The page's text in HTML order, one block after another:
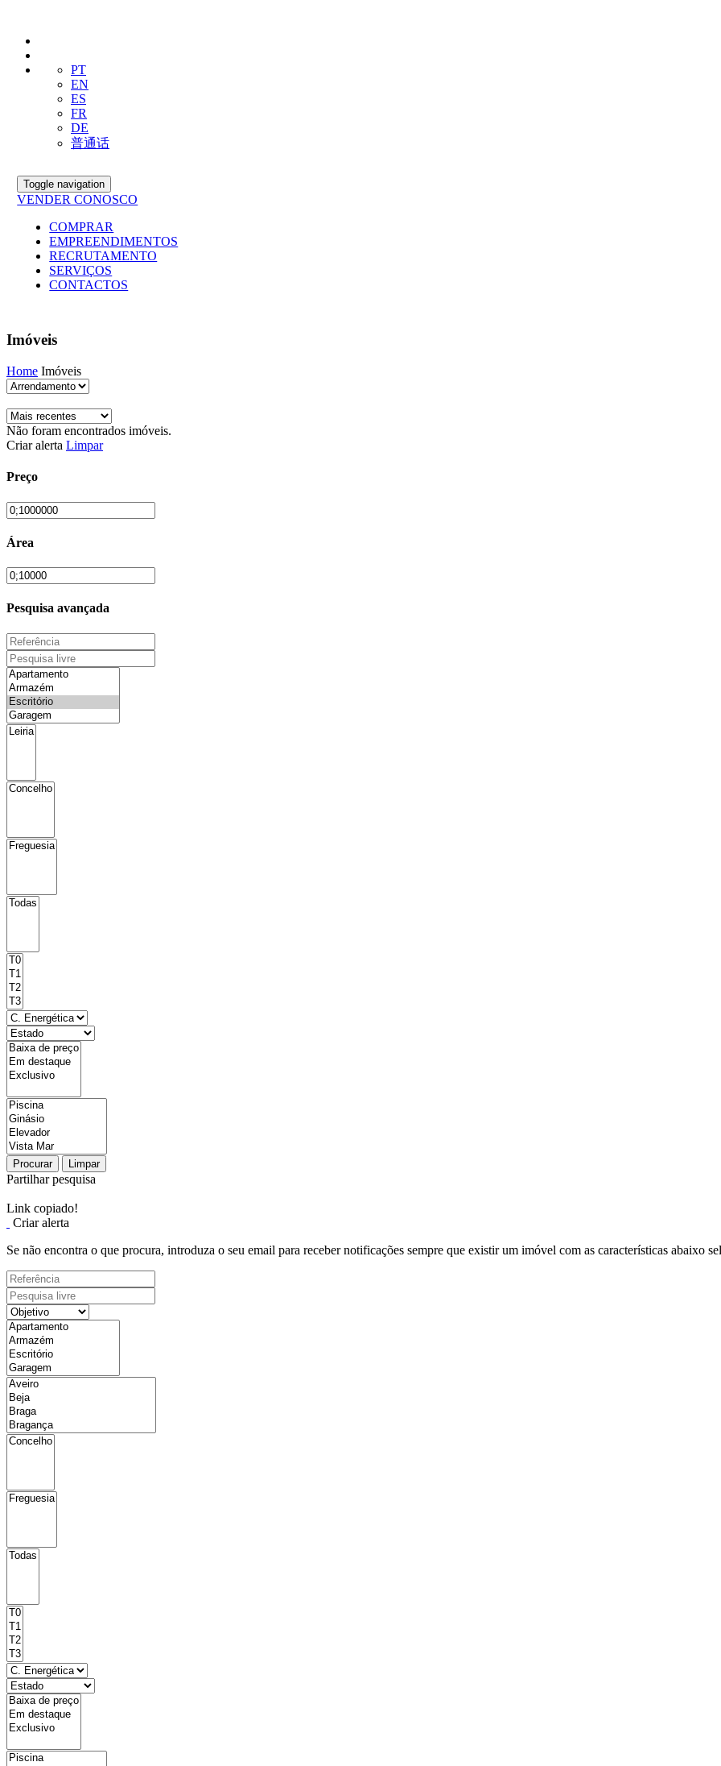
PT
EN
ES
FR
DE
普通话
Toggle navigation
VENDER CONOSCO
COMPRAR
EMPREENDIMENTOS
RECRUTAMENTO
SERVIÇOS
CONTACTOS
Imóveis
Home Imóveis
Não foram encontrados imóveis.
Criar alerta Limpar
Preço
Área
Pesquisa avançada
Procurar Limpar
Partilhar pesquisa
Link copiado!
Criar alerta
Se não encontra o que procura, introduza o seu email para receber notificações sempre que existir um imóvel com as características abaixo